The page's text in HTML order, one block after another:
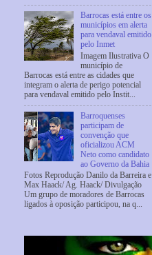
Barrocas está entre os
municípios em alerta
para vendaval emitido
pelo Inmet
Imagem Ilustrativa O
município de
Barrocas está entre as cidades que
integram o alerta de perigo potencial
para vendaval emitido pelo Instit...
Barroquenses
participam de
convenção que
oficializou ACM
Neto como candidato
ao Governo da Bahia
Fotos Reprodução Danilo da Barreira e
Max Haack/ Ag. Haack/ Divulgação
Um grupo de moradores de Barrocas
ligados à oposição participou, na q...